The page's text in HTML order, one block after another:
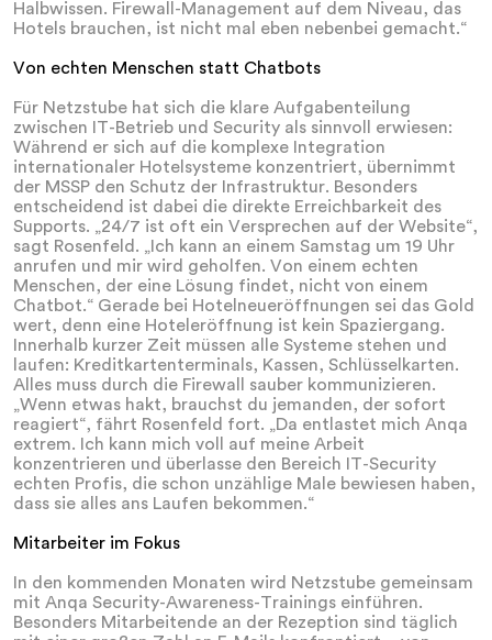
Halbwissen. Firewall-Management auf dem Niveau, das
Hotels brauchen, ist nicht mal eben nebenbei gemacht.“
Von echten Menschen statt Chatbots
Für Netzstube hat sich die klare Aufgabenteilung
zwischen IT-Betrieb und Security als sinnvoll erwiesen:
Während er sich auf die komplexe Integration
internationaler Hotelsysteme konzentriert, übernimmt
der MSSP den Schutz der Infrastruktur. Besonders
entscheidend ist dabei die direkte Erreichbarkeit des
Supports. „24/7 ist oft ein Versprechen auf der Website“,
sagt Rosenfeld. „Ich kann an einem Samstag um 19 Uhr
anrufen und mir wird geholfen. Von einem echten
Menschen, der eine Lösung findet, nicht von einem
Chatbot.“ Gerade bei Hotelneueröffnungen sei das Gold
wert, denn eine Hoteleröffnung ist kein Spaziergang.
Innerhalb kurzer Zeit müssen alle Systeme stehen und
laufen: Kreditkartenterminals, Kassen, Schlüsselkarten.
Alles muss durch die Firewall sauber kommunizieren.
„Wenn etwas hakt, brauchst du jemanden, der sofort
reagiert“, fährt Rosenfeld fort. „Da entlastet mich Anqa
extrem. Ich kann mich voll auf meine Arbeit
konzentrieren und überlasse den Bereich IT-Security
echten Profis, die schon unzählige Male bewiesen haben,
dass sie alles ans Laufen bekommen.“
Mitarbeiter im Fokus
In den kommenden Monaten wird Netzstube gemeinsam
mit Anqa Security-Awareness-Trainings einführen.
Besonders Mitarbeitende an der Rezeption sind täglich